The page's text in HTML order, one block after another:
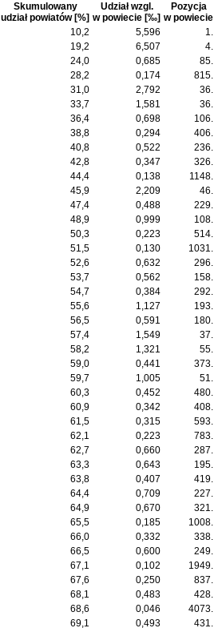
Skumulowany
udział powiatów [%]
Udział wzgl.
w powiecie [‰]
Pozycja
w powiecie
10,2 5,596
1.
19,2 6,507
4.
24,0 0,685
85.
28,2 0,174
815.
31,0 2,792
36.
33,7 1,581
36.
36,4 0,698
106.
38,8 0,294
406.
40,8 0,522
236.
42,8 0,347
326.
44,4 0,138
1148.
45,9 2,209
46.
47,4 0,488
229.
48,9 0,999
108.
50,3 0,223
514.
51,5 0,130
1031.
52,6 0,632
296.
53,7 0,562
158.
54,7 0,384
292.
55,6 1,127
193.
56,5 0,591
180.
57,4 1,549
37.
58,2 1,321
55.
59,0 0,441
373.
59,7 1,005
51.
60,3 0,452
480.
60,9 0,342
408.
61,5 0,315
593.
62,1 0,223
783.
62,7 0,660
287.
63,3 0,643
195.
63,8 0,407
419.
64,4 0,709
227.
64,9 0,670
321.
65,5 0,185
1008.
66,0 0,332
338.
66,5 0,600
249.
67,1 0,102
1949.
67,6 0,250
837.
68,1 0,483
428.
68,6 0,046
4073.
69,1 0,493
431.